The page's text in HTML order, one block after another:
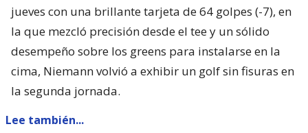
jueves con una brillante tarjeta de 64 golpes (-7), en
la que mezcló precisión desde el tee y un sólido
desempeño sobre los greens para instalarse en la
cima, Niemann volvió a exhibir un golf sin fisuras en
la segunda jornada.
Lee también...